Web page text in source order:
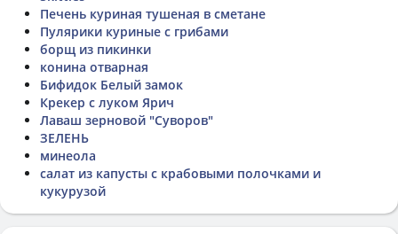
Печень куриная тушеная в сметане
Пулярики куриные с грибами
борщ из пикинки
конина отварная
Бифидок Белый замок
Крекер с луком Ярич
Лаваш зерновой "Суворов"
ЗЕЛЕНЬ
минеола
салат из капусты с крабовыми полочками и
кукурузой